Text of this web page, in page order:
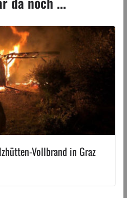
Vollbrand in Graz